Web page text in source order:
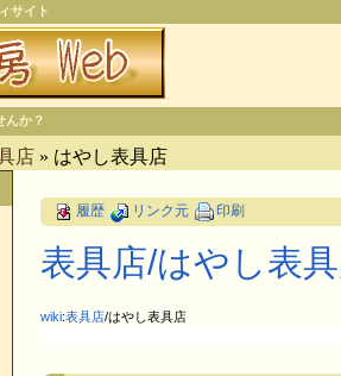
サイト
んか？
店 » はやし表具店
履歴 リンク元 印刷
表具店​/はやし表
wiki:表具店/はやし表具店